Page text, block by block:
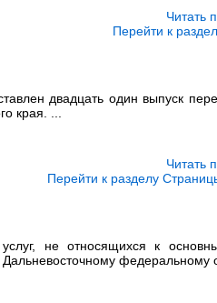
Читать
Перейти к
двадцать один выпуск
края. ...
Читать
Перейти к разделу
не относящихся к
федеральному